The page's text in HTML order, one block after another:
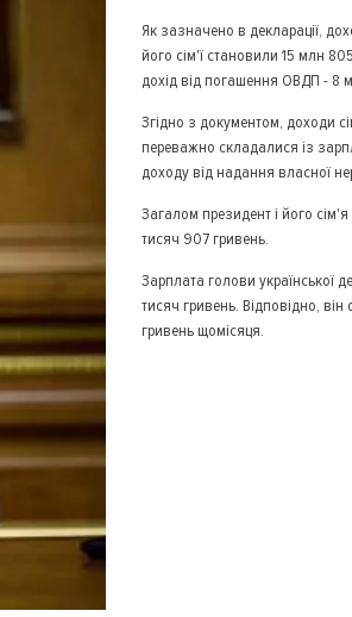
Як зазначено в декларації,
його сім'ї становили 15 млн
дохід від погашення ОВДП - 8
Згідно з документом, доходи
переважно складалися із
доходу від надання власної
Загалом президент і його
тисяч 907 гривень.
Зарплата голови української
тисяч гривень. Відповідно,
гривень щомісяця.